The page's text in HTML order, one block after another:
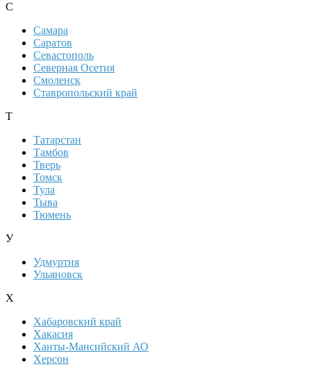
С
Самара
Саратов
Севастополь
Северная Осетия
Смоленск
Ставропольский край
Т
Татарстан
Тамбов
Тверь
Томск
Тула
Тыва
Тюмень
У
Удмуртия
Ульяновск
Х
Хабаровский край
Хакасия
Ханты-Мансийский АО
Херсон